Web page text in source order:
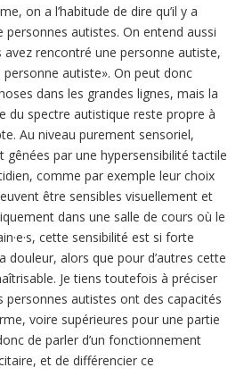
on a l’habitude de dire qu’il y a
personnes autistes. On entend aussi
avez rencontré une personne autiste,
autiste». On peut donc
dans les grandes lignes, mais la
du spectre autistique reste propre à
Au niveau purement sensoriel,
gênées par une hypersensibilité tactile
comme par exemple leur choix
être sensibles visuellement et
dans une salle de cours où le
cette sensibilité est si forte
douleur, alors que pour d’autres cette
Je tiens toutefois à préciser
personnes autistes ont des capacités
voire supérieures pour une partie
de parler d’un fonctionnement
et de différencier ce